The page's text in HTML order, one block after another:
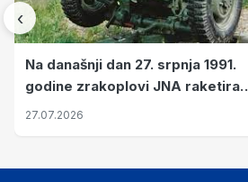
‹
Na današnji dan 27. srpnja 1991.
godine zrakoplovi JNA raketirali
su vojarnu i obučni centar "Nikola
27.07.2026